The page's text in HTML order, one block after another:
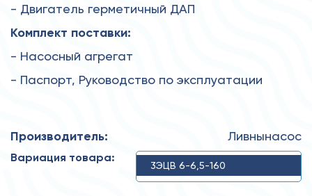
- Двигатель герметичный ДАП
Комплект поставки:
- Насосный агрегат
- Паспорт, Руководство по эксплуатации
Производитель: Ливнынасос
Вариация товара:
3ЭЦВ 6-6,5-160